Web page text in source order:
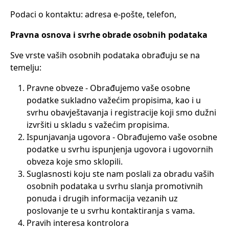
Podaci o kontaktu: adresa e-pošte, telefon,
Pravna osnova i svrhe obrade osobnih podataka
Sve vrste vaših osobnih podataka obrađuju se na
temelju:
Pravne obveze - Obrađujemo vaše osobne
podatke sukladno važećim propisima, kao i u
svrhu obavještavanja i registracije koji smo dužni
izvršiti u skladu s važećim propisima.
Ispunjavanja ugovora - Obrađujemo vaše osobne
podatke u svrhu ispunjenja ugovora i ugovornih
obveza koje smo sklopili.
Suglasnosti koju ste nam poslali za obradu vaših
osobnih podataka u svrhu slanja promotivnih
ponuda i drugih informacija vezanih uz
poslovanje te u svrhu kontaktiranja s vama.
Pravih interesa kontrolora